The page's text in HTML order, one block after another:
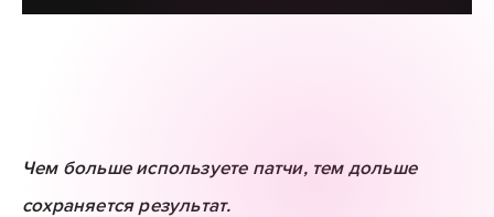
Чем больше используете патчи, тем дольше
сохраняется результат.